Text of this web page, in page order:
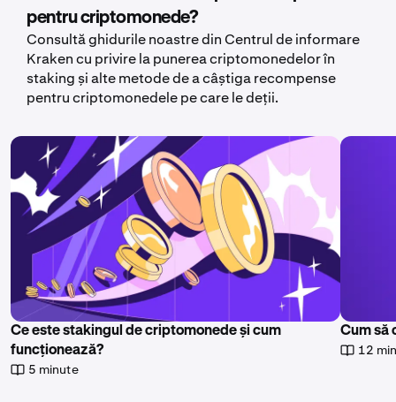
pentru criptomonede?
Consultă ghidurile noastre din Centrul de informare
Kraken cu privire la punerea criptomonedelor în
staking și alte metode de a câștiga recompense
pentru criptomonedele pe care le deții.
Ce este stakingul de criptomonede și cum
funcționează?
5 minute
Cum să
12